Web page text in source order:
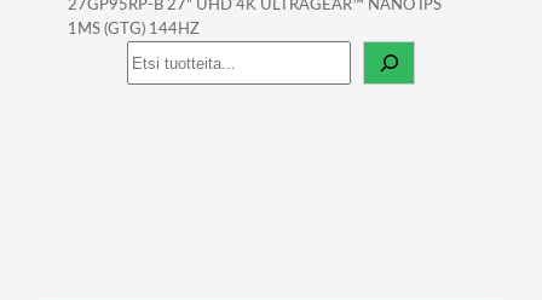
27GP95RP-B 27" UHD 4K ULTRAGEAR™ NANO IPS
1MS (GTG) 144HZ
Haku